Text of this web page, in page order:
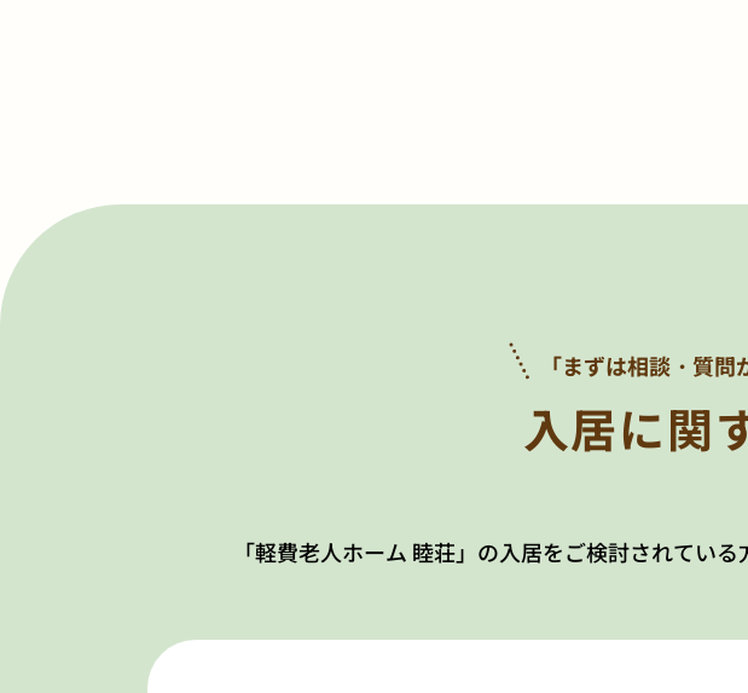
「まずは相談・質問
入居に関
「軽費老人ホーム 睦荘」の入居をご検討されてい